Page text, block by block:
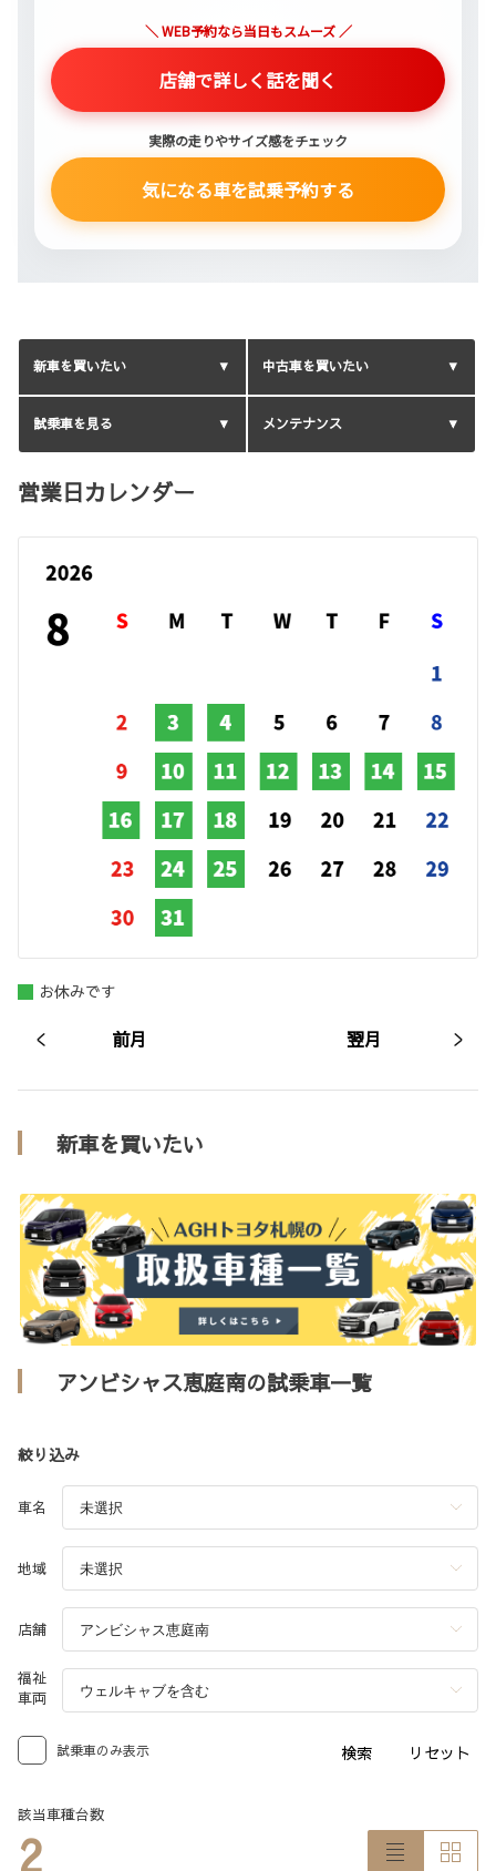
＼ WEB予約なら当日もスムーズ ／
店舗で詳しく話を聞く
実際の走りやサイズ感をチェック
気になる車を試乗予約する
新車を買いたい 中古車を買いたい
試乗車を見る メンテナンス
営業日カレンダー
前月 翌月
お休みです
新車を買いたい
アンビシャス恵庭南の試乗車一覧
絞り込み
車名
地域
店舗
福祉
車両
試乗車のみ表示 検索 リセット
該当車種台数
2